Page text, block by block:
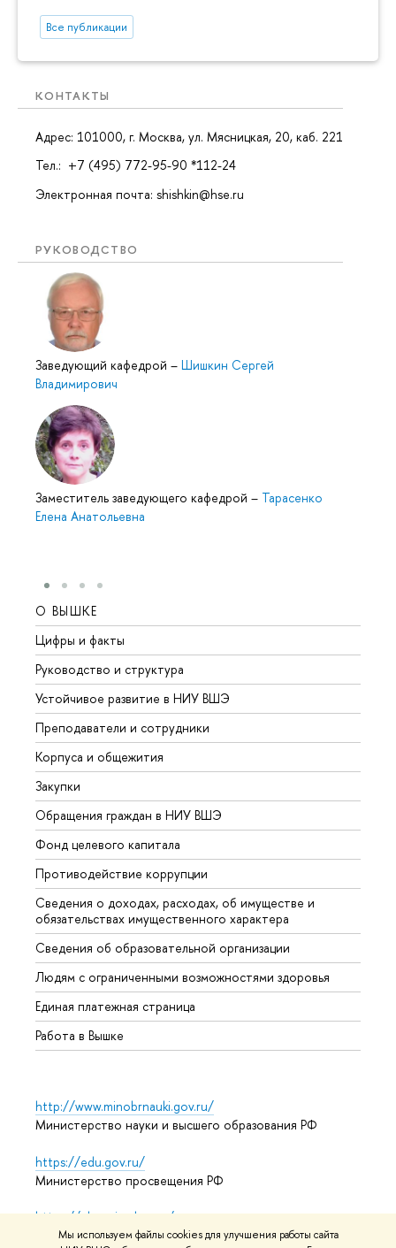
Мы используем файлы cookies для улучшения работы сайта
Все публикации
КОНТАКТЫ
Адрес: 101000, г. Москва, ул. Мясницкая, 20, каб. 221
Тел.: +7 (495) 772-95-90 *112-24
Электронная почта: shishkin@hse.ru
РУКОВОДСТВО
Заведующий кафедрой – Шишкин Сергей
Владимирович
Заместитель заведующего кафедрой – Тарасенко
Елена Анатольевна
О ВЫШКЕ
Цифры и факты
Руководство и структура
Устойчивое развитие в НИУ ВШЭ
Преподаватели и сотрудники
Корпуса и общежития
Закупки
Обращения граждан в НИУ ВШЭ
Фонд целевого капитала
Противодействие коррупции
Сведения о доходах, расходах, об имуществе и
обязательствах имущественного характера
Сведения об образовательной организации
Людям с ограниченными возможностями здоровья
Единая платежная страница
Работа в Вышке
http://www.minobrnauki.gov.ru/
Министерство науки и высшего образования РФ
https://edu.gov.ru/
Министерство просвещения РФ
https://elearning.hse.ru/mooc
Массовые открытые онлайн-курсы